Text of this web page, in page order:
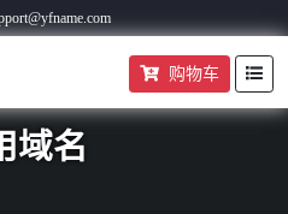
帮助中心 域名转入
购物车
域名